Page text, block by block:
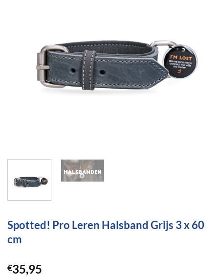
Spotted! Pro Leren Halsband Grijs 3 x 60
cm
€35,95